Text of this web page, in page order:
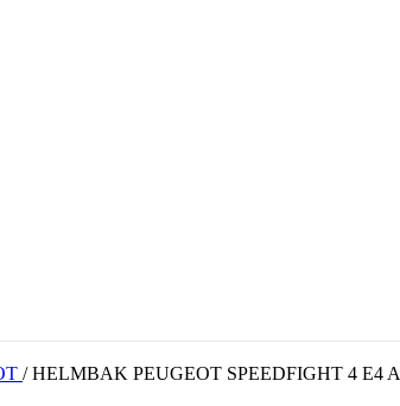
/ HELMBAK PEUGEOT SPEEDFIGHT 4 E4 A